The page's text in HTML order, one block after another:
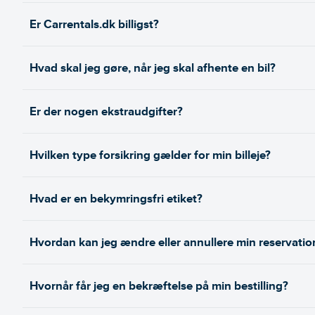
Er Carrentals.dk billigst?
Hvad skal jeg gøre, når jeg skal afhente en bil?
Er der nogen ekstraudgifter?
Hvilken type forsikring gælder for min billeje?
Hvad er en bekymringsfri etiket?
Hvordan kan jeg ændre eller annullere min
Hvornår får jeg en bekræftelse på min bestilling?